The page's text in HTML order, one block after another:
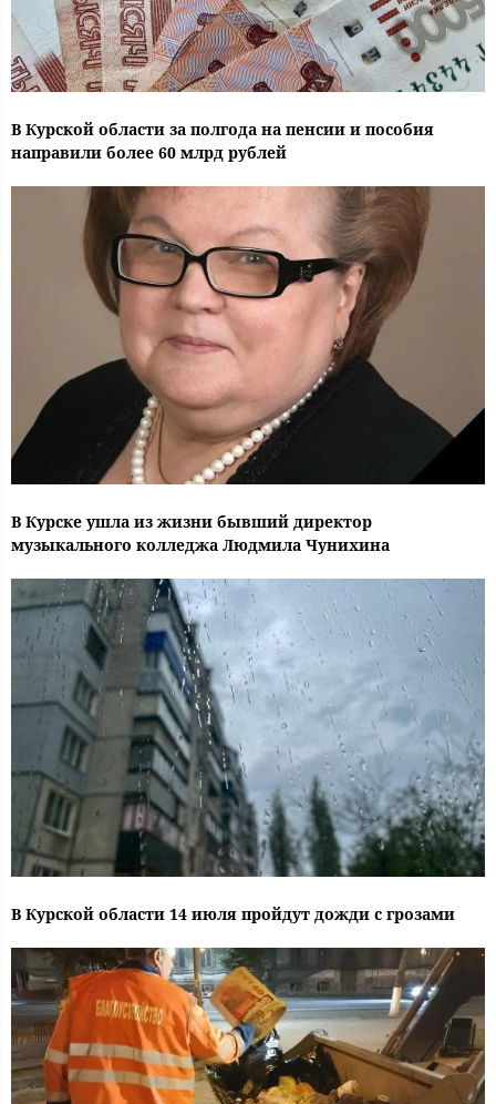
В Курской области за полгода на пенсии и пособия
направили более 60 млрд рублей
В Курске ушла из жизни бывший директор
музыкального колледжа Людмила Чунихина
В Курской области 14 июля пройдут дожди с грозами